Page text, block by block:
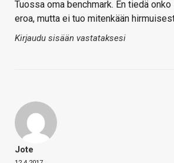
Tuossa oma benchmark. En tiedä
eroa, mutta ei tuo mitenkään
Kirjaudu sisään vastataksesi
Jote